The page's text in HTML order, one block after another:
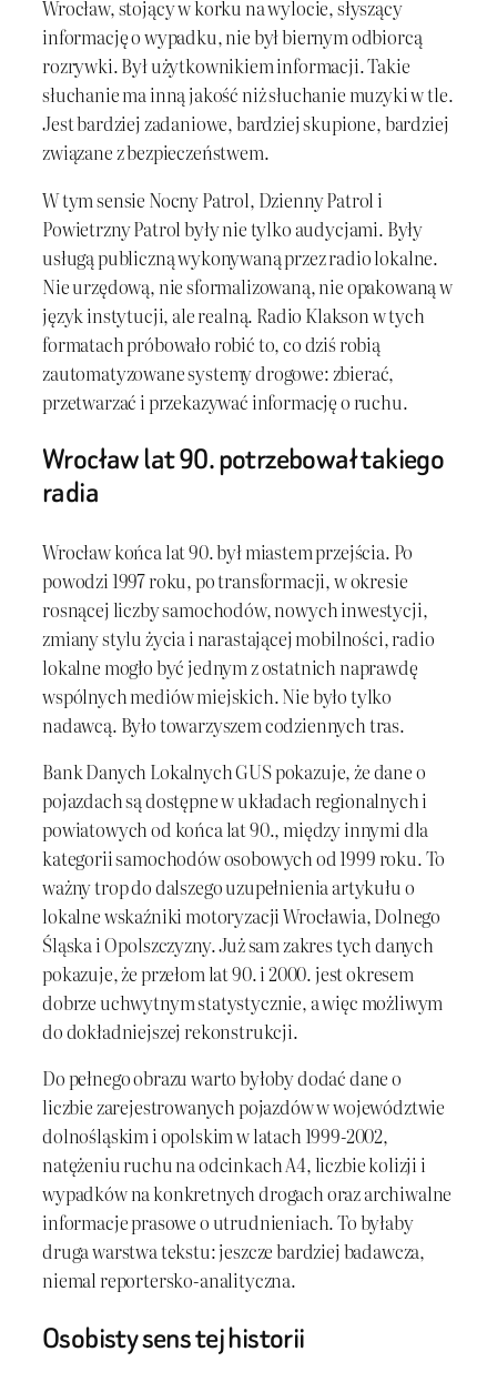
Wrocław, stojący w korku na wylocie, słyszący
informację o wypadku, nie był biernym odbiorcą
rozrywki. Był użytkownikiem informacji. Takie
słuchanie ma inną jakość niż słuchanie muzyki w tle.
Jest bardziej zadaniowe, bardziej skupione, bardziej
związane z bezpieczeństwem.
W tym sensie Nocny Patrol, Dzienny Patrol i
Powietrzny Patrol były nie tylko audycjami. Były
usługą publiczną wykonywaną przez radio lokalne.
Nie urzędową, nie sformalizowaną, nie opakowaną w
język instytucji, ale realną. Radio Klakson w tych
formatach próbowało robić to, co dziś robią
zautomatyzowane systemy drogowe: zbierać,
przetwarzać i przekazywać informację o ruchu.
Wrocław lat 90. potrzebował takiego
radia
Wrocław końca lat 90. był miastem przejścia. Po
powodzi 1997 roku, po transformacji, w okresie
rosnącej liczby samochodów, nowych inwestycji,
zmiany stylu życia i narastającej mobilności, radio
lokalne mogło być jednym z ostatnich naprawdę
wspólnych mediów miejskich. Nie było tylko
nadawcą. Było towarzyszem codziennych tras.
Bank Danych Lokalnych GUS pokazuje, że dane o
pojazdach są dostępne w układach regionalnych i
powiatowych od końca lat 90., między innymi dla
kategorii samochodów osobowych od 1999 roku. To
ważny trop do dalszego uzupełnienia artykułu o
lokalne wskaźniki motoryzacji Wrocławia, Dolnego
Śląska i Opolszczyzny. Już sam zakres tych danych
pokazuje, że przełom lat 90. i 2000. jest okresem
dobrze uchwytnym statystycznie, a więc możliwym
do dokładniejszej rekonstrukcji.
Do pełnego obrazu warto byłoby dodać dane o
liczbie zarejestrowanych pojazdów w województwie
dolnośląskim i opolskim w latach 1999-2002,
natężeniu ruchu na odcinkach A4, liczbie kolizji i
wypadków na konkretnych drogach oraz archiwalne
informacje prasowe o utrudnieniach. To byłaby
druga warstwa tekstu: jeszcze bardziej badawcza,
niemal reportersko-analityczna.
Osobisty sens tej historii